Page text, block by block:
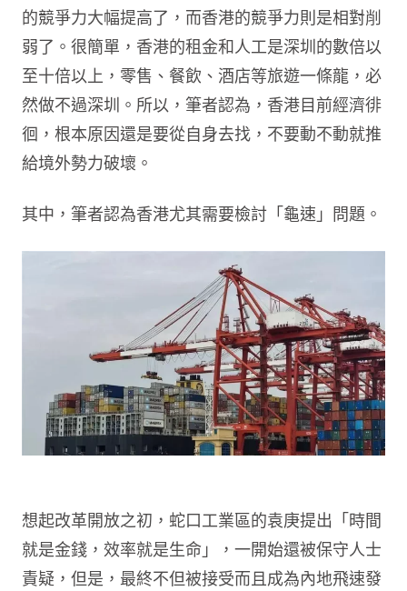
的競爭力大幅提高了，而香港的競爭力則是相對削
弱了。很簡單，香港的租金和人工是深圳的數倍以
至十倍以上，零售、餐飲、酒店等旅遊一條龍，必
然做不過深圳。所以，筆者認為，香港目前經濟徘
徊，根本原因還是要從自身去找，不要動不動就推
給境外勢力破壞。
其中，筆者認為香港尤其需要檢討「龜速」問題。
想起改革開放之初，蛇口工業區的袁庚提出「時間
就是金錢，效率就是生命」，一開始還被保守人士
責疑，但是，最終不但被接受而且成為內地飛速發